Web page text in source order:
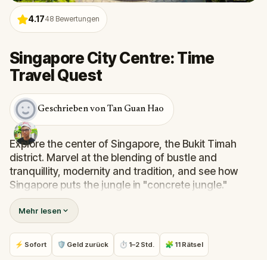
4.1748 Bewertungen
Singapore City Centre: Time
Travel Quest
Geschrieben von Tan Guan Hao
Explore the center of Singapore, the Bukit Timah
district. Marvel at the blending of bustle and
tranquillity, modernity and tradition, and see how
Singapore puts the jungle in "concrete jungle."
Whether it's the unassuming Serene Centre, the
regal Chinese High School Clock Tower, or the
futuristic Poh Ming Tze temple, learn about the rich
history behind them and get a glimpse into the
Mehr lesen
⚡ Sofort 🛡 Geld zurück ⏱ 1–2 Std. 🧩 11 Rätsel